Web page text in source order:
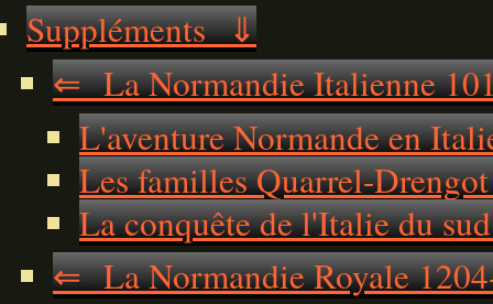
Suppléments ⇓
⇐ La Normandie Italienne
L'aventure Normande en
Les familles Quarrel-
La conquête de l'Italie du
⇐ La Normandie Royale